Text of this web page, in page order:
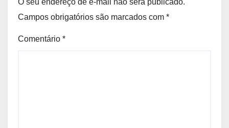
O seu endereço de e-mail não será publicado.
Campos obrigatórios são marcados com *
Comentário *